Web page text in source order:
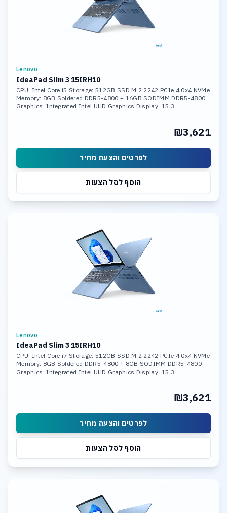
Lenovo
IdeaPad Slim 3 15IRH10
CPU: Intel Core i5 Storage: 512GB SSD M.2 2242 PCIe 4.0x4 NVMe
Memory: 8GB Soldered DDR5-4800 + 16GB SODIMM DDR5-4800
Graphics: Integrated Intel UHD Graphics Display: 15.3
₪3,621
לפרטים והצעת מחיר
הוסף לסל הצעות
Lenovo
IdeaPad Slim 3 15IRH10
CPU: Intel Core i7 Storage: 512GB SSD M.2 2242 PCIe 4.0x4 NVMe
Memory: 8GB Soldered DDR5-4800 + 8GB SODIMM DDR5-4800
Graphics: Integrated Intel UHD Graphics Display: 15.3
₪3,621
לפרטים והצעת מחיר
הוסף לסל הצעות